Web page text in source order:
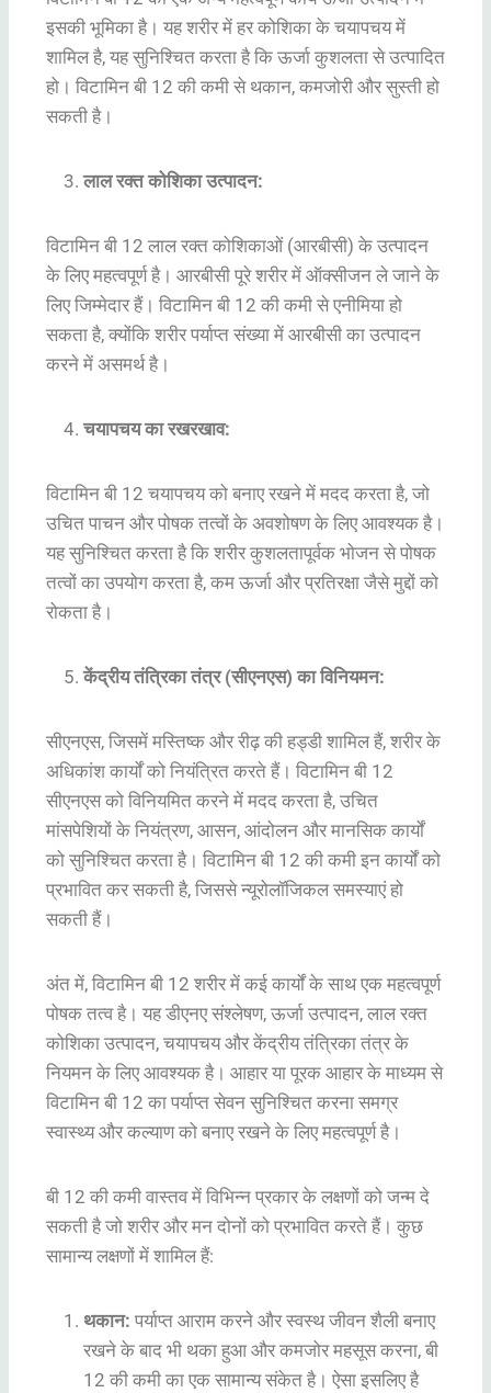
इसकी भूमिका है। यह शरीर में हर कोशिका के चयापचय में
शामिल है, यह सुनिश्चित करता है कि ऊर्जा कुशलता से उत्पादित
हो। विटामिन बी 12 की कमी से थकान, कमजोरी और सुस्ती हो
सकती है।
लाल रक्त कोशिका उत्पादन:
विटामिन बी 12 लाल रक्त कोशिकाओं (आरबीसी) के उत्पादन
के लिए महत्वपूर्ण है। आरबीसी पूरे शरीर में ऑक्सीजन ले जाने के
लिए जिम्मेदार हैं। विटामिन बी 12 की कमी से एनीमिया हो
सकता है, क्योंकि शरीर पर्याप्त संख्या में आरबीसी का उत्पादन
करने में असमर्थ है।
चयापचय का रखरखाव:
विटामिन बी 12 चयापचय को बनाए रखने में मदद करता है, जो
उचित पाचन और पोषक तत्वों के अवशोषण के लिए आवश्यक है।
यह सुनिश्चित करता है कि शरीर कुशलतापूर्वक भोजन से पोषक
तत्वों का उपयोग करता है, कम ऊर्जा और प्रतिरक्षा जैसे मुद्दों को
रोकता है।
केंद्रीय तंत्रिका तंत्र (सीएनएस) का विनियमन:
सीएनएस, जिसमें मस्तिष्क और रीढ़ की हड्डी शामिल हैं, शरीर के
अधिकांश कार्यों को नियंत्रित करते हैं। विटामिन बी 12
सीएनएस को विनियमित करने में मदद करता है, उचित
मांसपेशियों के नियंत्रण, आसन, आंदोलन और मानसिक कार्यों
को सुनिश्चित करता है। विटामिन बी 12 की कमी इन कार्यों को
प्रभावित कर सकती है, जिससे न्यूरोलॉजिकल समस्याएं हो
सकती हैं।
अंत में, विटामिन बी 12 शरीर में कई कार्यों के साथ एक महत्वपूर्ण
पोषक तत्व है। यह डीएनए संश्लेषण, ऊर्जा उत्पादन, लाल रक्त
कोशिका उत्पादन, चयापचय और केंद्रीय तंत्रिका तंत्र के
नियमन के लिए आवश्यक है। आहार या पूरक आहार के माध्यम से
विटामिन बी 12 का पर्याप्त सेवन सुनिश्चित करना समग्र
स्वास्थ्य और कल्याण को बनाए रखने के लिए महत्वपूर्ण है।
बी 12 की कमी वास्तव में विभिन्न प्रकार के लक्षणों को जन्म दे
सकती है जो शरीर और मन दोनों को प्रभावित करते हैं। कुछ
सामान्य लक्षणों में शामिल हैं:
थकान: पर्याप्त आराम करने और स्वस्थ जीवन शैली बनाए
रखने के बाद भी थका हुआ और कमजोर महसूस करना, बी
12 की कमी का एक सामान्य संकेत है। ऐसा इसलिए है